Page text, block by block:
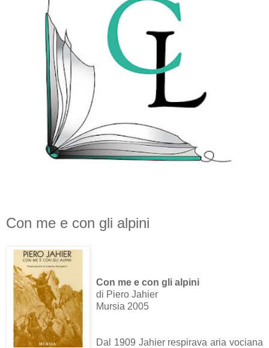
Con me e con gli alpini
Con me e con gli alpini
di Piero Jahier
Mursia 2005
Dal 1909 Jahier respirava aria vociana